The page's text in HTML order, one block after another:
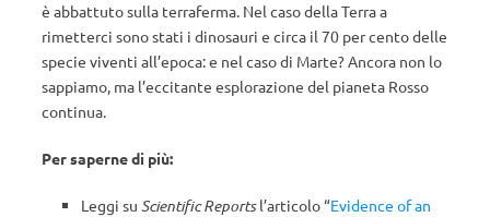
è abbattuto sulla terraferma. Nel caso della Terra a
rimetterci sono stati i dinosauri e circa il 70 per cento delle
specie viventi all’epoca: e nel caso di Marte? Ancora non lo
sappiamo, ma l’eccitante esplorazione del pianeta Rosso
continua.
Per saperne di più:
Leggi su Scientific Reportsl’articolo “Evidence of an